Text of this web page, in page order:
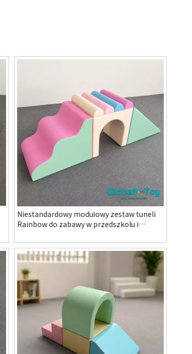
Niestandardowy modułowy zestaw tuneli
Rainbow do zabawy w przedszkolu i